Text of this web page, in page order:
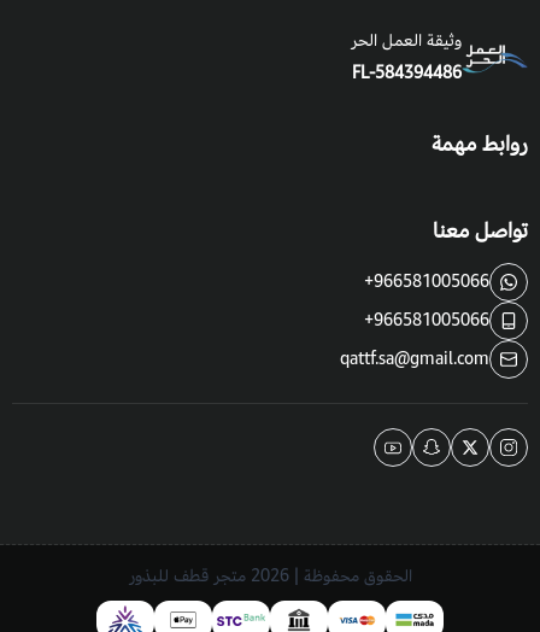
وثيقة العمل الحر
FL-584394486
روابط مهمة
تواصل معنا
+966581005066
+966581005066
qattf.sa@gmail.com
الحقوق محفوظة | 2026 متجر قطف للبذور